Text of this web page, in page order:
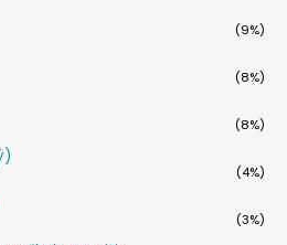
(9%)
(8%)
(8%)
(4%)
(3%)